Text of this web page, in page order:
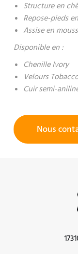
Structure en
Repose-pieds
Assise en
Disponible en :
Chenille Ivory
Velours
Cuir semi-
Nous